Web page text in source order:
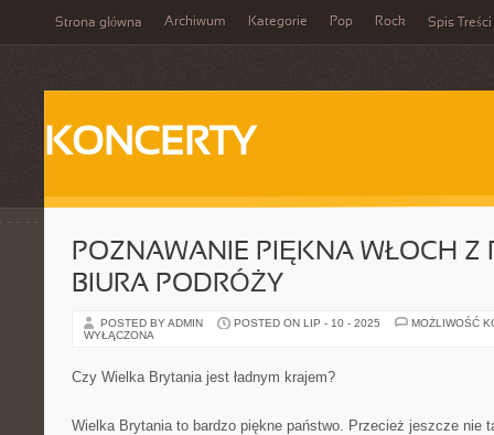
Strona główna Archiwum Kategorie Pop Rock Spis Treści
KONCERTY
POZNAWANIE PIĘKNA WŁOCH Z
BIURA PODRÓŻY
POSTED BY ADMIN POSTED ON LIP - 10 - 2025
MOŻLIWOŚĆ
WYŁĄCZONA
Czy Wielka Brytania jest ładnym krajem?
Wielka Brytania to bardzo piękne państwo. Przecież jeszcze nie